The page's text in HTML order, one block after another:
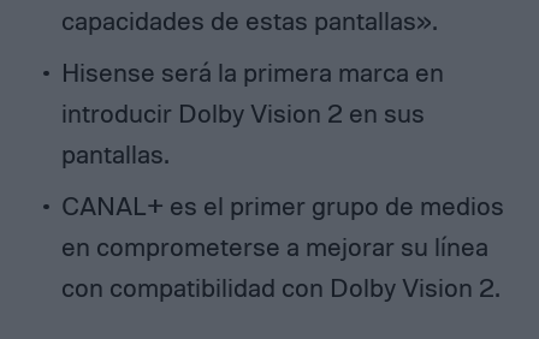
capacidades de estas pantallas».
Hisense será la primera marca en
introducir Dolby Vision 2 en sus
pantallas.
CANAL+ es el primer grupo de medios
en comprometerse a mejorar su línea
con compatibilidad con Dolby Vision 2.